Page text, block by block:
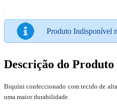
Produto Indisponível
Descrição do Produto
Biquíni confeccionado com tecido de
uma maior durabilidade.